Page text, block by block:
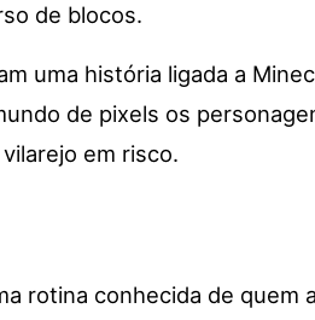
de blocos.
uma história ligada a
de pixels os
em risco.
rotina conhecida de quem